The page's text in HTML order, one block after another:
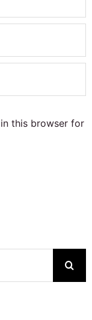
this browser for